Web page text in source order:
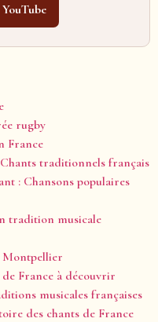
rugby
France
traditionnels français
: Chansons populaires
tradition musicale
Montpellier
France à découvrir
musicales françaises
des chants de France